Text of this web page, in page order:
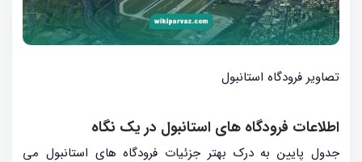
تصاویر فرودگاه استانبول
اطلاعات فرودگاه های استانبول در یک نگاه
جدول پایین به درک بهتر جزئیات فرودگاه های استانبول می